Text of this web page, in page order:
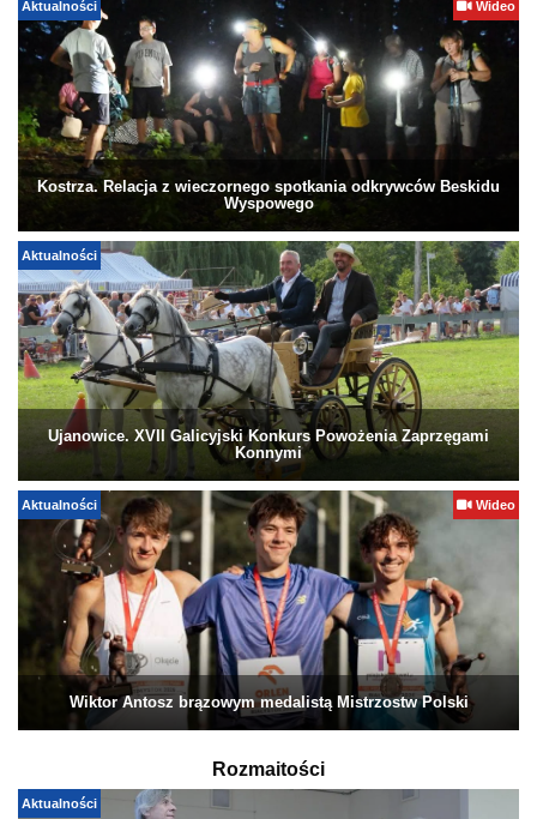
Aktualności Wideo
Kostrza. Relacja z wieczornego spotkania odkrywców Beskidu
Wyspowego
Aktualności
Ujanowice. XVII Galicyjski Konkurs Powożenia Zaprzęgami
Konnymi
Aktualności Wideo
Wiktor Antosz brązowym medalistą Mistrzostw Polski
Rozmaitości
Aktualności